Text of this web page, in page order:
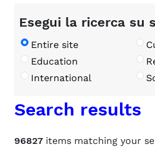
Esegui la ricerca su
Entire site
Education
International
Search results
96827 items matching your